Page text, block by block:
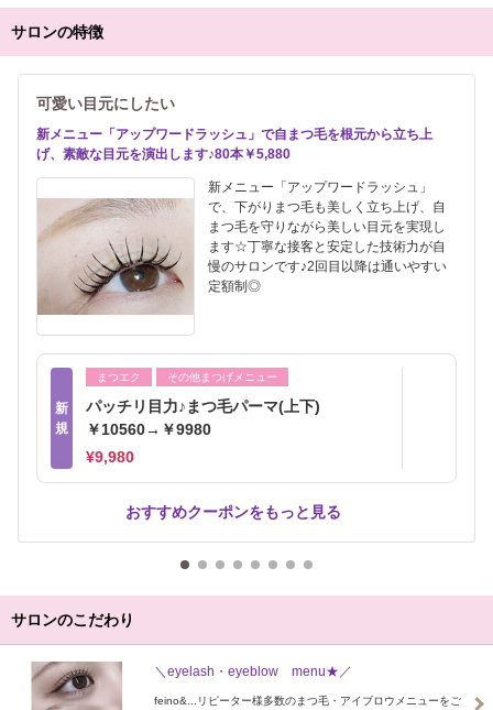
サロンの特徴
可愛い目元にしたい
新メニュー「アップワードラッシュ」で自まつ毛を根元から立ち上
げ、素敵な目元を演出します♪80本￥5,880
新メニュー「アップワードラッシュ」
で、下がりまつ毛も美しく立ち上げ、自
まつ毛を守りながら美しい目元を実現し
ます☆丁寧な接客と安定した技術力が自
慢のサロンです♪2回目以降は通いやすい
定額制◎
新
規
まつエク その他まつげメニュー
パッチリ目力♪まつ毛パーマ(上下)
￥10560→￥9980
¥9,980
おすすめクーポンをもっと見る
サロンのこだわり
＼eyelash・eyeblow menu★／
feino&...リピーター様多数のまつ毛・アイブロウメニューをご